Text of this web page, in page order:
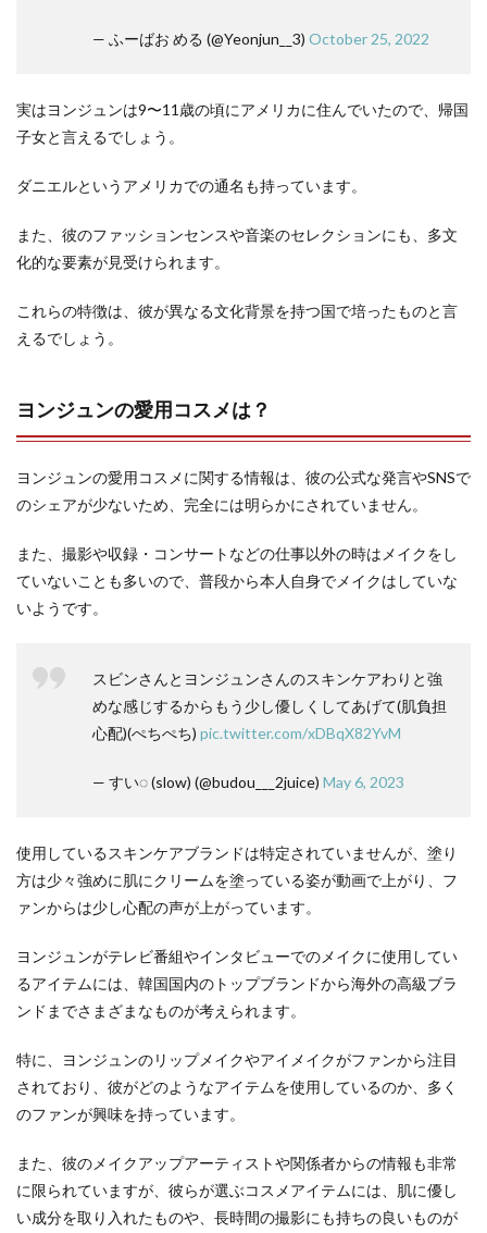
— ふーばお める (@Yeonjun__3) October 25, 2022
実はヨンジュンは9〜11歳の頃にアメリカに住んでいたので、帰国
子女と言えるでしょう。
ダニエルというアメリカでの通名も持っています。
また、彼のファッションセンスや音楽のセレクションにも、多文
化的な要素が見受けられます。
これらの特徴は、彼が異なる文化背景を持つ国で培ったものと言
えるでしょう。
ヨンジュンの愛用コスメは？
ヨンジュンの愛用コスメに関する情報は、彼の公式な発言やSNSで
のシェアが少ないため、完全には明らかにされていません。
また、撮影や収録・コンサートなどの仕事以外の時はメイクをし
ていないことも多いので、普段から本人自身でメイクはしていな
いようです。
スビンさんとヨンジュンさんのスキンケアわりと強
めな感じするからもう少し優しくしてあげて(肌負担
心配)(ぺちぺち) pic.twitter.com/xDBqX82YvM
— すい◌ (slow) (@budou___2juice) May 6, 2023
使用しているスキンケアブランドは特定されていませんが、塗り
方は少々強めに肌にクリームを塗っている姿が動画で上がり、フ
ァンからは少し心配の声が上がっています。
ヨンジュンがテレビ番組やインタビューでのメイクに使用してい
るアイテムには、韓国国内のトップブランドから海外の高級ブラ
ンドまでさまざまなものが考えられます。
特に、ヨンジュンのリップメイクやアイメイクがファンから注目
されており、彼がどのようなアイテムを使用しているのか、多く
のファンが興味を持っています。
また、彼のメイクアップアーティストや関係者からの情報も非常
に限られていますが、彼らが選ぶコスメアイテムには、肌に優し
い成分を取り入れたものや、長時間の撮影にも持ちの良いものが